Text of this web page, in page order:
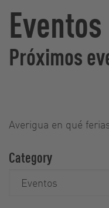
Eventos
Próximos
Averigua en qué
Category
Eventos